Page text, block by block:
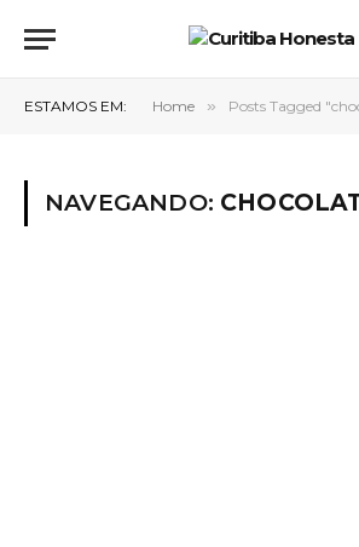
ESTAMOS EM: Home » Posts Tagged
NAVEGANDO: